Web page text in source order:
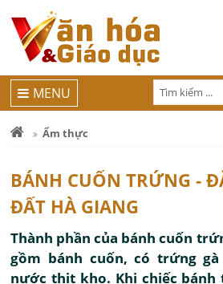
MENU
Ẩm thực
BÁNH CUỐN TRỨNG -
ĐẤT HÀ GIANG
Thành phần của bánh cuốn
gồm bánh cuốn, có trứng
nước thịt kho. Khi chiếc